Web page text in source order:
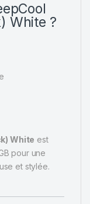
White ?
White est
pour une
et stylée.